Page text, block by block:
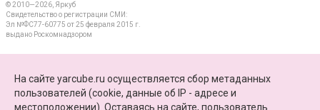
© 2010—2026, Яркуб
Свидетельство о регистрации СМИ:
Эл №ФС77-60775 от 25 февраля 2015 г.
выдано Роскомнадзором
ПАРТНЕРЫ
На сайте yarcube.ru осуществляется сбор метаданных
пользователей (cookie, данные об IP - адресе и
местоположении). Оставаясь на сайте, пользователь